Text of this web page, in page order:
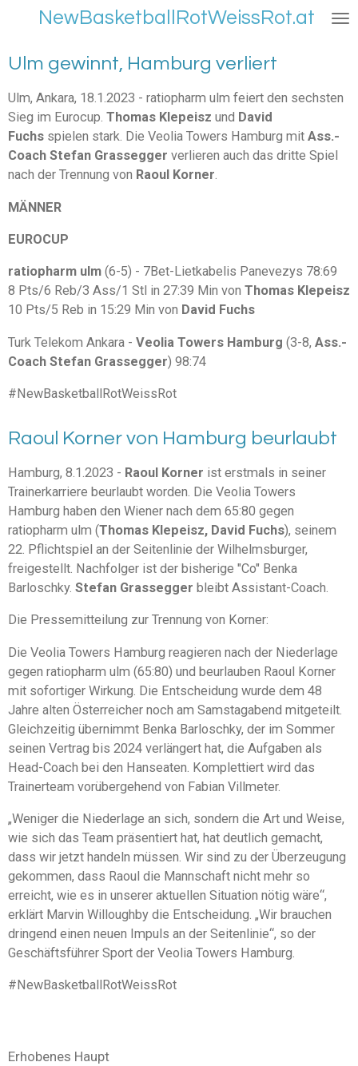
springen
NewBasketballRotWeissRot.at
Ulm gewinnt, Hamburg verliert
Ulm, Ankara, 18.1.2023 - ratiopharm ulm feiert den sechsten
Sieg im Eurocup. Thomas Klepeisz und David
Fuchs spielen stark. Die Veolia Towers Hamburg mit Ass.-
Coach Stefan Grassegger verlieren auch das dritte Spiel
nach der Trennung von Raoul Korner.
MÄNNER
EUROCUP
ratiopharm ulm (6-5) - 7Bet-Lietkabelis Panevezys 78:69
8 Pts/6 Reb/3 Ass/1 Stl in 27:39 Min von Thomas Klepeisz
10 Pts/5 Reb in 15:29 Min von David Fuchs
Turk Telekom Ankara - Veolia Towers Hamburg (3-8, Ass.-
Coach Stefan Grassegger) 98:74
#NewBasketballRotWeissRot
Raoul Korner von Hamburg beurlaubt
Hamburg, 8.1.2023 - Raoul Korner ist erstmals in seiner
Trainerkarriere beurlaubt worden. Die Veolia Towers
Hamburg haben den Wiener nach dem 65:80 gegen
ratiopharm ulm (Thomas Klepeisz, David Fuchs), seinem
22. Pflichtspiel an der Seitenlinie der Wilhelmsburger,
freigestellt. Nachfolger ist der bisherige "Co" Benka
Barloschky. Stefan Grassegger bleibt Assistant-Coach.
Die Pressemitteilung zur Trennung von Korner:
Die Veolia Towers Hamburg reagieren nach der Niederlage
gegen ratiopharm ulm (65:80) und beurlauben Raoul Korner
mit sofortiger Wirkung. Die Entscheidung wurde dem 48
Jahre alten Österreicher noch am Samstagabend mitgeteilt.
Gleichzeitig übernimmt Benka Barloschky, der im Sommer
seinen Vertrag bis 2024 verlängert hat, die Aufgaben als
Head-Coach bei den Hanseaten. Komplettiert wird das
Trainerteam vorübergehend von Fabian Villmeter.
„Weniger die Niederlage an sich, sondern die Art und Weise,
wie sich das Team präsentiert hat, hat deutlich gemacht,
dass wir jetzt handeln müssen. Wir sind zu der Überzeugung
gekommen, dass Raoul die Mannschaft nicht mehr so
erreicht, wie es in unserer aktuellen Situation nötig wäre“,
erklärt Marvin Willoughby die Entscheidung. „Wir brauchen
dringend einen neuen Impuls an der Seitenlinie“, so der
Geschäftsführer Sport der Veolia Towers Hamburg.
#NewBasketballRotWeissRot
Erhobenes Haupt